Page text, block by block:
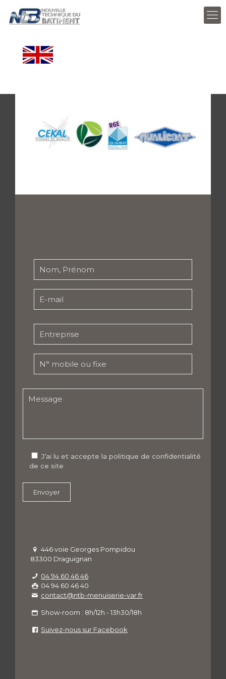
J’ai lu et accepte la politique de confidentialité
de ce site
446 voie Georges Pompidou
83300 Draguignan
04 94 60 46 46
04 94 60 46 40
contact@ntb-menuiserie-var.fr
Show-room : 8h/12h - 13h30/18h
Suivez-nous sur Facebook